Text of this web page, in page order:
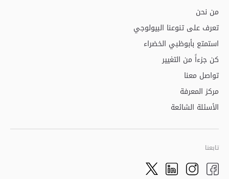
من نحن
تعرف على تنوعنا البيولوجي
استمتع بأبوظبي الخضراء
كن جزءاً من التغيير
تواصل معنا
مركز المعرفة
الأسئلة الشائعة
تابعنا